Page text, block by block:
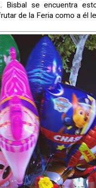
Bisbal se encuentra
de la Feria como a él